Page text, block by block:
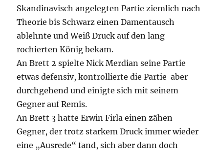
Skandinavisch angelegten Partie ziemlich nach
Theorie bis Schwarz einen Damentausch
ablehnte und Weiß Druck auf den lang
rochierten König bekam.
An Brett 2 spielte Nick Merdian seine Partie
etwas defensiv, kontrollierte die Partie aber
durchgehend und einigte sich mit seinem
Gegner auf Remis.
An Brett 3 hatte Erwin Firla einen zähen
Gegner, der trotz starkem Druck immer wieder
eine „Ausrede“ fand, sich aber dann doch